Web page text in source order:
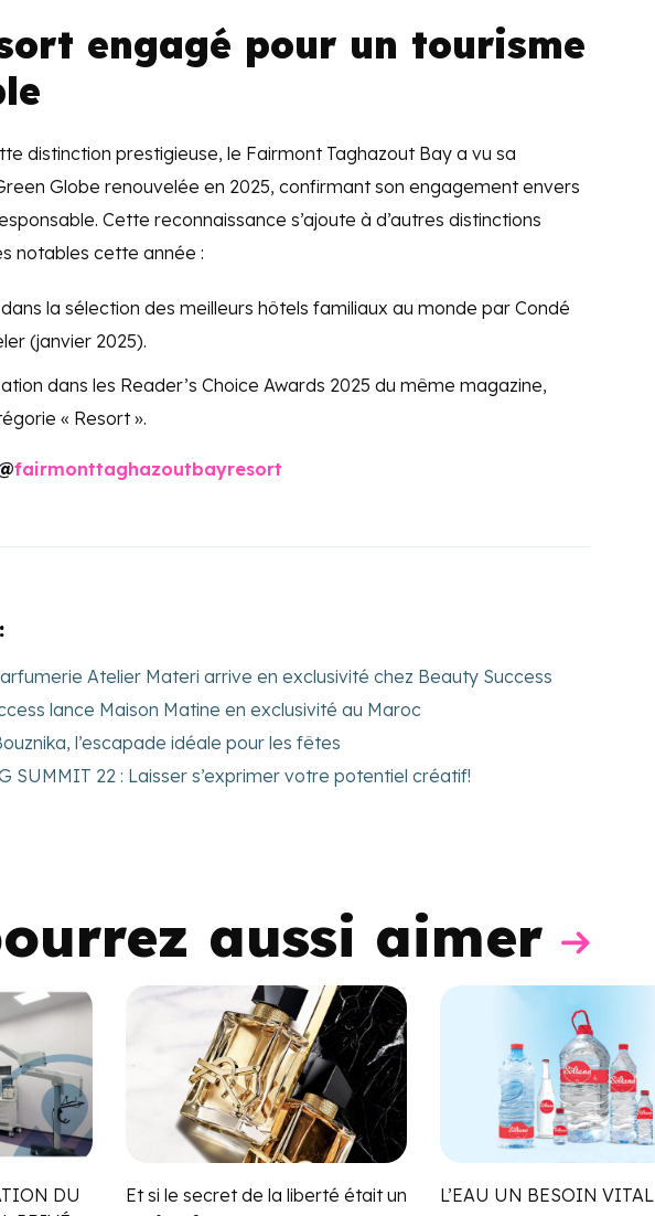
engagé pour un tourisme
distinction prestigieuse, le Fairmont Taghazout Bay a vu sa
Globe renouvelée en 2025, confirmant son engagement envers
Cette reconnaissance s’ajoute à d’autres distinctions
notables cette année :
la sélection des meilleurs hôtels familiaux au monde par Condé
(janvier 2025).
dans les Reader’s Choice Awards 2025 du même magazine,
« Resort ».
fairmonttaghazoutbayresort
Atelier Materi arrive en exclusivité chez Beauty Success
lance Maison Matine en exclusivité au Maroc
l’escapade idéale pour les fêtes
SUMMIT 22 : Laisser s’exprimer votre potentiel créatif!
aussi aimer
DU
Et si le secret de la liberté était un
L’EAU UN BESOIN VITAL